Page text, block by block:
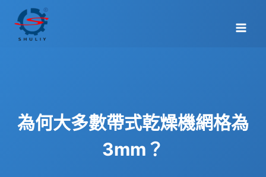
content
為何大多數帶式乾燥機網格為
3mm？